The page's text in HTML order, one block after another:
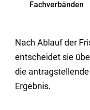
Fachverbänden
Nach Ablauf der
entscheidet sie
die
Ergebnis.